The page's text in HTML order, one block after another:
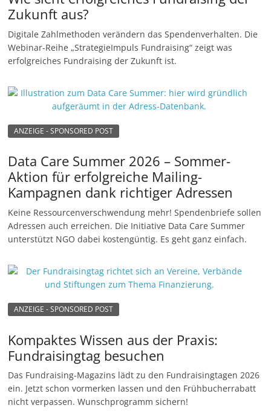
Zukunft aus?
Digitale Zahlmethoden verändern das Spendenverhalten. Die
Webinar-Reihe „StrategieImpuls Fundraising“ zeigt was
erfolgreiches Fundraising der Zukunft ist.
ANZEIGE - SPONSORED POST
Data Care Summer 2026 – Sommer-
Aktion für erfolgreiche Mailing-
Kampagnen dank richtiger Adressen
Keine Ressourcenverschwendung mehr! Spendenbriefe sollen
Adressen auch erreichen. Die Initiative Data Care Summer
unterstützt NGO dabei kostengüntig. Es geht ganz einfach.
ANZEIGE - SPONSORED POST
Kompaktes Wissen aus der Praxis:
Fundraisingtag besuchen
Das Fundraising-Magazins lädt zu den Fundraisingtagen 2026
ein. Jetzt schon vormerken lassen und den Frühbucherrabatt
nicht verpassen. Wunschprogramm sichern!